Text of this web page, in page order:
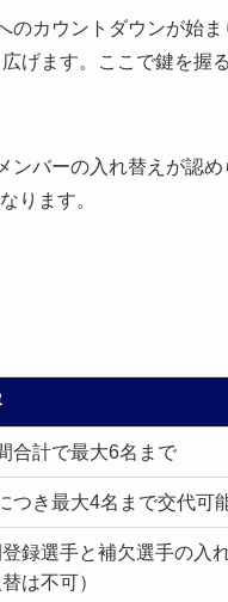
カウントダウンが始
げます。ここで鍵を握
バーの入れ替えが認
ります。
合計で最大6名まで
つき最大4名まで交代可
登録選手と補欠選手の入
は不可）